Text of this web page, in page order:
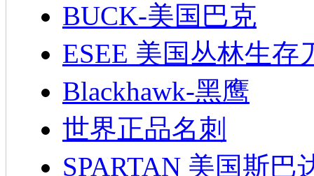
BUCK-美国巴克
ESEE 美国丛林生存
Blackhawk-黑鹰
世界正品名刺
SPARTAN 美国斯巴